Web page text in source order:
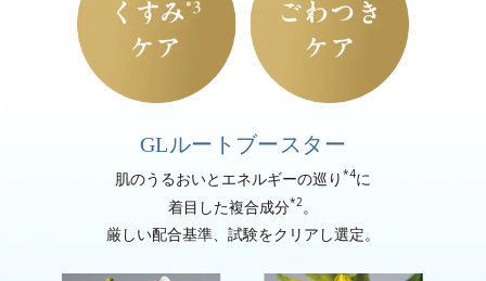
GLルートブースター
肌のうるおいとエネルギーの巡り *4に
着目した複合成分*2。
厳しい配合基準、試験をクリアし選定。